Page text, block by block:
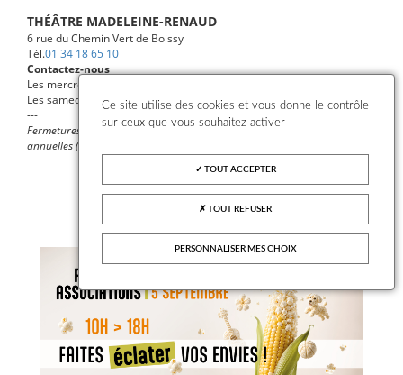
THÉÂTRE MADELEINE-RENAUD
6 rue du Chemin Vert de Boissy
Tél.01 34 18 65 10
Contactez-nous
Les mercredis et vendredis de 14h à 18h
Les samedis de 14h à 18h, uniquement les jours de spectacle
---
Fermetures : dimanche (sauf spectacle), lundi, jours fériés et fermetures
annuelles (vacances scolaires)
VOIR LA VIDÉO
Ce site utilise des cookies et vous donne le contrôle
sur ceux que vous souhaitez activer
TOUT ACCEPTER
TOUT REFUSER
PERSONNALISER MES CHOIX